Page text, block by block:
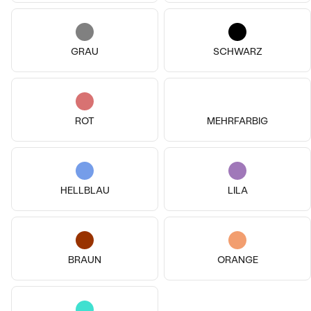
GRAU SCHWARZ
ROT MEHRFARBIG
HELLBLAU LILA
BRAUN ORANGE
14k
18 Karat Roségold, Saphir
AUF LAGER
14k
18 Karat Roségold, Lab Grown
AUF LAGER